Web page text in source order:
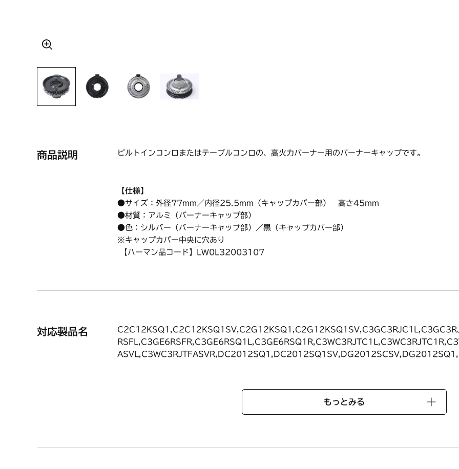
商品説明 ビルトインコンロまたはテーブルコンロの、高火力バーナー用のバーナーキャップです。
【仕様】
●サイズ：外径77mm／内径25.5mm（キャップカバー部） 高さ45mm
●材質：アルミ（バーナーキャップ部）
●色：シルバー（バーナーキャップ部）／黒（キャップカバー部）
※キャップカバー中央に穴あり
【ハーマン品コード】LW0L32003107
対応製品名
もっとみる